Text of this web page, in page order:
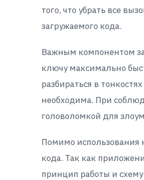
того, что убрать все
загружаемого кода.
Важным компонентом
ключу максимально
разбираться в
необходима. При
головоломкой для
Помимо использования
кода. Так как
принцип работы и